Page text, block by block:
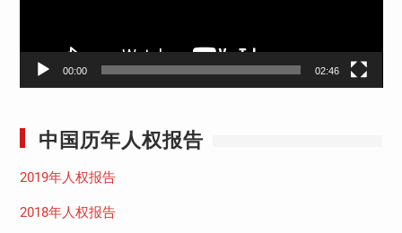
00:00 02:46
中国历年人权报告
2019年人权报告
2018年人权报告